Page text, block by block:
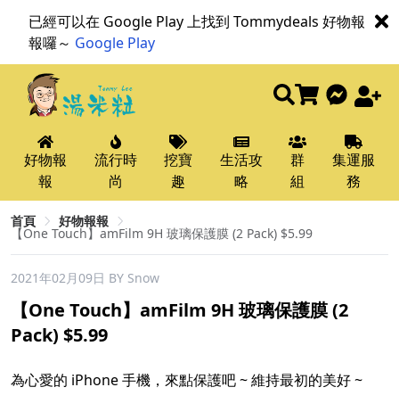
已經可以在 Google Play 上找到 Tommydeals 好物報
報囉～ Google Play
好物報
報
流行時
尚
挖寶
趣
生活攻
略
群
組
集運服
務
首頁 好物報報
【One Touch】amFilm 9H 玻璃保護膜 (2 Pack) $5.99
2021年02月09日 BY Snow
【One Touch】amFilm 9H 玻璃保護膜 (2
Pack) $5.99
為心愛的 iPhone 手機，來點保護吧 ~ 維持最初的美好 ~